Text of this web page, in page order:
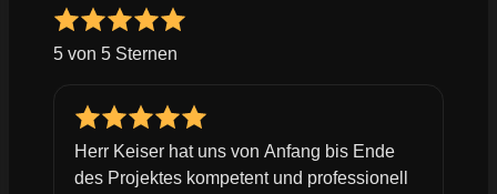
5 von 5 Sternen
Herr Keiser hat uns von Anfang bis Ende
des Projektes kompetent und professionell